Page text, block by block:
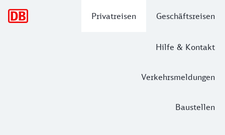
Privatreisen Geschäftsreisen
Hilfe & Kontakt
Verkehrsmeldungen
Baustellen